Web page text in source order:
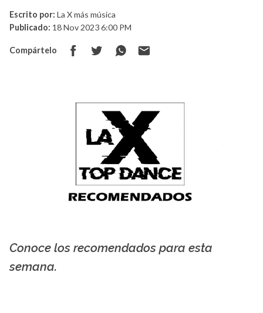
Escrito por: La X más música
Publicado: 18 Nov 2023 6:00 PM
Compártelo
Conoce los recomendados para esta
semana.